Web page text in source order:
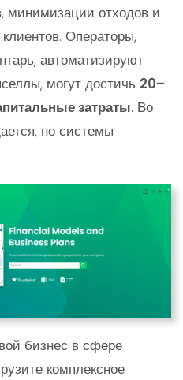
минимизации отходов и
Операторы,
автоматизируют
могут достичь 20–
затраты. Во
но системы
бизнес в сфере
комплексное